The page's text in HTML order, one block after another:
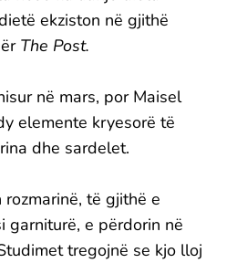
ekziston në gjithë
The Post.
në mars, por Maisel
elemente kryesorë të
dhe sardelet.
të gjithë e
garniturë, e përdorin në
tregojnë se kjo lloj